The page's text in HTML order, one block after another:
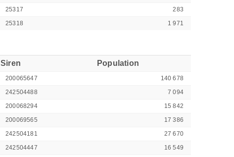
25317
283
25318 1 971
Siren Population
200065647
140 678
242504488
7 094
200068294
15 842
200069565
17 386
242504181
27 670
242504447
16 549